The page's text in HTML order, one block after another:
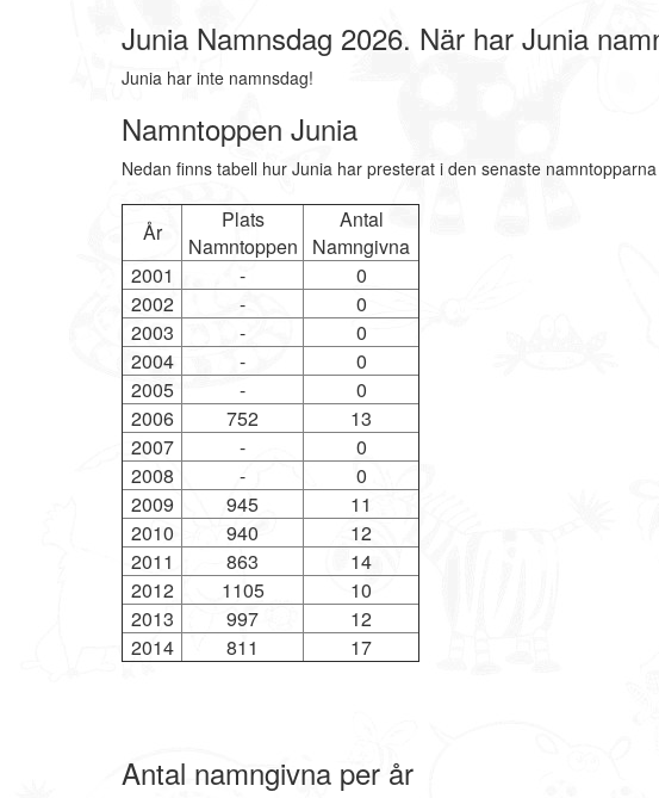
Junia Namnsdag 2026. När har Junia
Junia har inte namnsdag!
Namntoppen Junia
Nedan finns tabell hur Junia har presterat i den senaste
År
Plats
Namntoppen
Antal
Namngivna
2001
-
0
2002
-
0
2003
-
0
2004
-
0
2005
-
0
2006
752
13
2007
-
0
2008
-
0
2009
945
11
2010
940
12
2011
863
14
2012
1105
10
2013
997
12
2014
811 17
Antal namngivna per år